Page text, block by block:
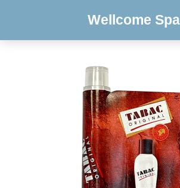
Wellcome Spa